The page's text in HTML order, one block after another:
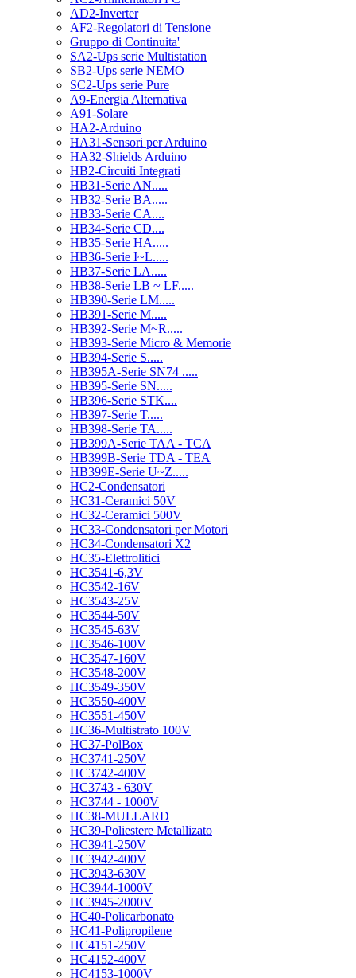
AD2-Inverter
AF2-Regolatori di Tensione
Gruppo di Continuita'
SA2-Ups serie Multistation
SB2-Ups serie NEMO
SC2-Ups serie Pure
A9-Energia Alternativa
A91-Solare
HA2-Arduino
HA31-Sensori per Arduino
HA32-Shields Arduino
HB2-Circuiti Integrati
HB31-Serie AN.....
HB32-Serie BA.....
HB33-Serie CA....
HB34-Serie CD....
HB35-Serie HA.....
HB36-Serie I~L.....
HB37-Serie LA.....
HB38-Serie LB ~ LF.....
HB390-Serie LM.....
HB391-Serie M.....
HB392-Serie M~R.....
HB393-Serie Micro & Memorie
HB394-Serie S.....
HB395A-Serie SN74 .....
HB395-Serie SN.....
HB396-Serie STK....
HB397-Serie T.....
HB398-Serie TA.....
HB399A-Serie TAA - TCA
HB399B-Serie TDA - TEA
HB399E-Serie U~Z.....
HC2-Condensatori
HC31-Ceramici 50V
HC32-Ceramici 500V
HC33-Condensatori per Motori
HC34-Condensatori X2
HC35-Elettrolitici
HC3541-6,3V
HC3542-16V
HC3543-25V
HC3544-50V
HC3545-63V
HC3546-100V
HC3547-160V
HC3548-200V
HC3549-350V
HC3550-400V
HC3551-450V
HC36-Multistrato 100V
HC37-PolBox
HC3741-250V
HC3742-400V
HC3743 - 630V
HC3744 - 1000V
HC38-MULLARD
HC39-Poliestere Metallizato
HC3941-250V
HC3942-400V
HC3943-630V
HC3944-1000V
HC3945-2000V
HC40-Policarbonato
HC41-Polipropilene
HC4151-250V
HC4152-400V
HC4153-1000V